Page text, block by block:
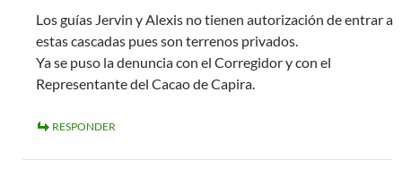
Los guías Jervin y Alexis no tienen autorización de entrar a
estas cascadas pues son terrenos privados.
Ya se puso la denuncia con el Corregidor y con el
Representante del Cacao de Capira.
RESPONDER